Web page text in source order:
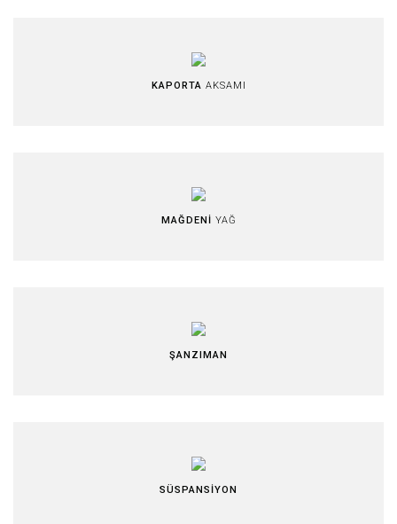
KAPORTA AKSAMI
MAĞDENİ YAĞ
ŞANZIMAN
SÜSPANSİYON